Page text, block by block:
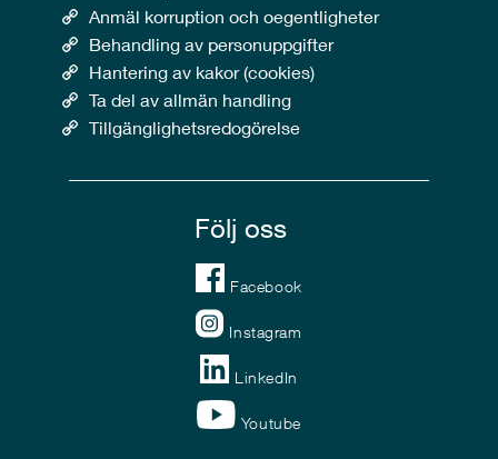
Anmäl korruption och oegentligheter
Behandling av personuppgifter
Hantering av kakor (cookies)
Ta del av allmän handling
Tillgänglighetsredogörelse
Följ oss
Facebook
Instagram
LinkedIn
Youtube